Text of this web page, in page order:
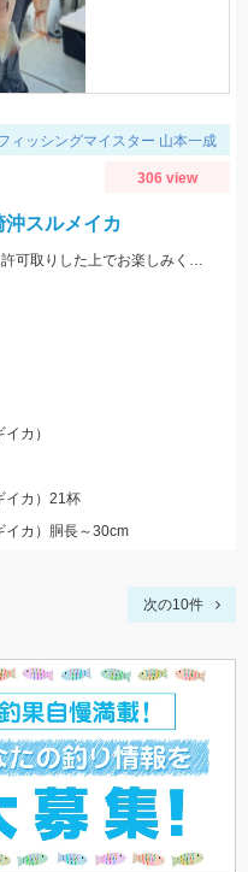
ィッシングマイスター 山本一成
306 view
沖スルメイカ
ジギングタックルでの船イカ釣りは船長に許可取りした上でお楽しみください！詳細は本文にて！
カ）
イカ）21杯
イカ）胴長～30cm
次の10件